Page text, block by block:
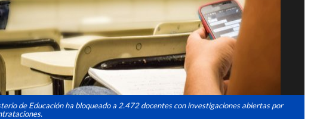
de Educación ha bloqueado a 2.472 docentes con investigaciones abiertas por